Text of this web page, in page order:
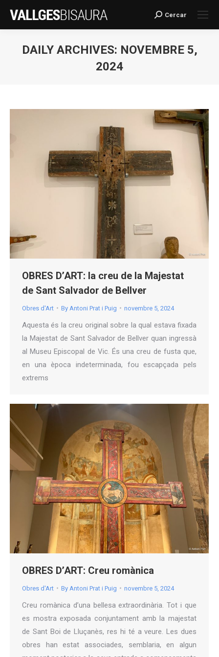
Search:
Cercar
DAILY ARCHIVES: NOVEMBRE 5,
2024
OBRES D’ART: la creu de la Majestat
de Sant Salvador de Bellver
Obres d'Art By Antoni Prat i Puig novembre 5, 2024
Aquesta és la creu original sobre la qual estava fixada
la Majestat de Sant Salvador de Bellver quan ingressà
al Museu Episcopal de Vic. És una creu de fusta que,
en una època indeterminada, fou escapçada pels
extrems
OBRES D’ART: Creu romànica
Obres d'Art By Antoni Prat i Puig novembre 5, 2024
Creu romànica d’una bellesa extraordinària. Tot i que
es mostra exposada conjuntament amb la majestat
de Sant Boi de Lluçanès, res hi té a veure. Les dues
obres han estat associades, semblaria, en algun